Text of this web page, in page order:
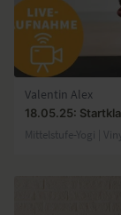
Valentin Alex
18.05.25:
Mittelstufe-Yogi |